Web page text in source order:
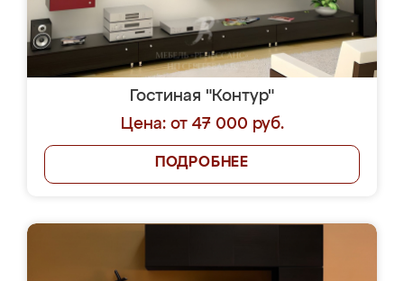
Гостиная "Контур"
Цена: от 47 000 руб.
ПОДРОБНЕЕ